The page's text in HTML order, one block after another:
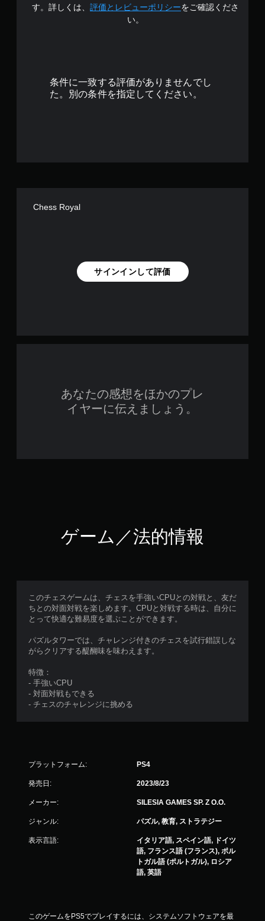
3
す。詳しくは、 評価とレビューポリシーをご確認くださ
い。
条件に一致する評価がありませんでし
た。別の条件を指定してください。
Chess Royal
サインインして評価
あなたの感想をほかのプレ
イヤーに伝えましょう。
ゲーム／法的情報
このチェスゲームは、チェスを手強いCPUとの対戦と、友だ
ちとの対面対戦を楽しめます。CPUと対戦する時は、自分に
とって快適な難易度を選ぶことができます。
パズルタワーでは、チャレンジ付きのチェスを試行錯誤しな
がらクリアする醍醐味を味わえます。
特徴：
- 手強いCPU
- 対面対戦もできる
- チェスのチャレンジに挑める
プラットフォーム: PS4
発売日: 2023/8/23
メーカー: SILESIA GAMES SP. Z O.O.
ジャンル: パズル, 教育, ストラテジー
表示言語:
イタリア語, スペイン語, ドイツ
語, フランス語 (フランス), ポル
トガル語 (ポルトガル), ロシア
語, 英語
このゲームをPS5でプレイするには、システムソフトウェアを最